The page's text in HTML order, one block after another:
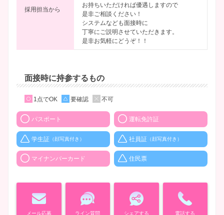
採用担当から
お持ちいただければ優遇しますので
是非ご相談ください！
システムなども面接時に
丁寧にご説明させていただきます。
是非お気軽にどうぞ！！
面接時に持参するもの
1点でOK 要確認 不可
パスポート 運転免許証
学生証 （顔写真付き） 社員証 （顔写真付き）
マイナンバーカード 住民票
メール応募 ライン質問 シェアする 電話する